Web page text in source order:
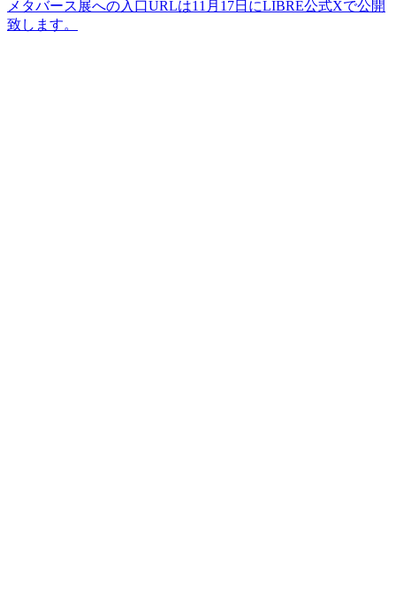
メタバース展への入口URLは11月17日にLIBRE公式Xで公開
致します。